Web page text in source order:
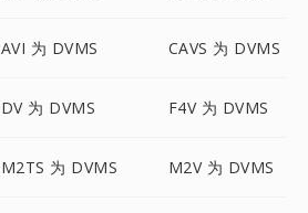
AVI 为 DVMS CAVS 为 DVMS
DV 为 DVMS F4V 为 DVMS
M2TS 为 DVMS M2V 为 DVMS